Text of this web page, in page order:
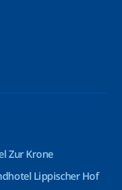
Zur Krone
Lippischer Hof